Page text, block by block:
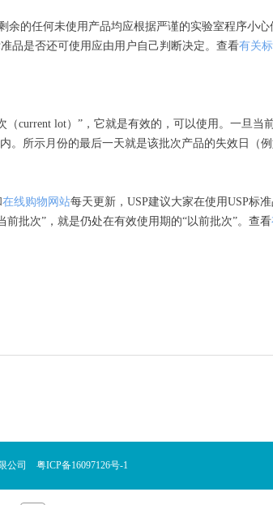
余的任何未使用产品均应根据严谨的实验室程序小
品是否还可使用应由用户自己判断决定。查看有关
current lot）”，它就是有效的，可以使用。一旦当
。所示月份的最后一天就是该批次产品的失效日（
在线购物网站每天更新， USP建议大家在使用USP标准
前批次” ，就是仍处在有效使用期的“以前批次”。查看
公司 粤ICP备16097126号-1